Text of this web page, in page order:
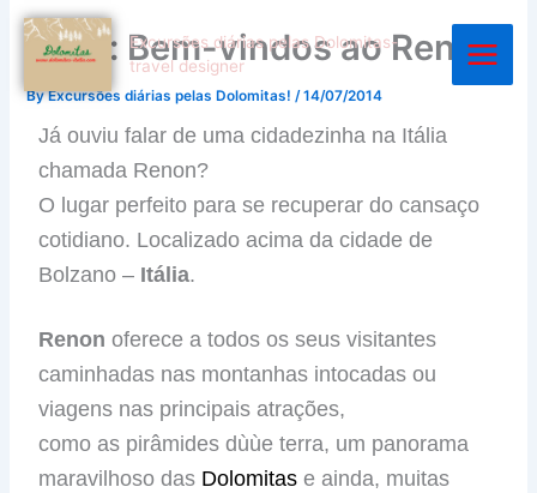
Skip
Excursões diárias pelas Dolomitas-
travel designer
Itália: Bem-vindos ao Renon!
ByExcursões diárias pelas Dolomitas!/14/07/2014
Já ouviu falar de uma cidadezinha na Itália
chamada Renon?
O lugar perfeito para se recuperar do cansaço
cotidiano. Localizado acima da cidade de
Bolzano – Itália.
Renon oferece a todos os seus visitantes
caminhadas nas montanhas intocadas ou
viagens nas principais atrações,
como as pirâmides dùùe terra, um panorama
maravilhoso das Dolomitas e ainda, muitas